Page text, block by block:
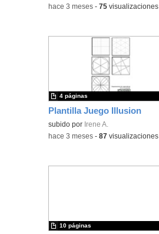
-hace 3 meses -75 visualizaciones
Plantilla Juego Illusion
Contenido educativo.
subido por Irene A.
4 páginas
-hace 3 meses -87 visualizaciones
10 páginas